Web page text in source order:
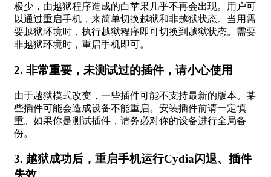
极少，由越狱程序造成的白苹果几乎不再会出现。用户可
以通过重启手机，来简单切换越狱和非越狱状态。当用需
要越狱环境时，执行越狱程序即可切换到越狱状态。需要
非越狱环境时，重启手机即可。
2. 非常重要，未测试过的插件，请小心使用
由于越狱模式改变，一些插件可能不支持最新的版本。某
些插件可能会造成设备不能重启。安装插件前请一定慎
重。如果你是测试插件，请务必对你的设备进行全局备
份。
3. 越狱成功后，重启手机运行Cydia闪退、插件